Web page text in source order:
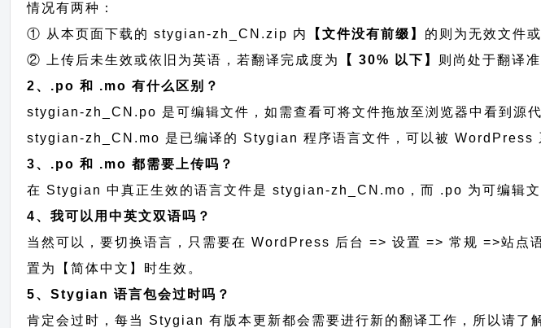
情况有两种：
① 从本页面下载的 stygian-zh_CN.zip 内
【文件没有前缀】 的则为无效文件
② 上传后未生效或依旧为英语，若翻译完成度为
【 30% 以下】 则尚处于翻译
2、.po 和 .mo 有什么区别？
stygian-zh_CN.po 是可编辑文件，如需查看可将文件拖放至浏览器中看到源代
stygian-zh_CN.mo 是已编译的 Stygian 程序语言文件，可以被 WordPress
3、.po 和 .mo 都需要上传吗？
在 Stygian 中真正生效的语言文件是 stygian-zh_CN.mo，而 .po 为可编辑
4、我可以用中英文双语吗？
当然可以，要切换语言，只需要在 WordPress 后台 => 设置 => 常规 =>站点
置为【简体中文】时生效。
5、Stygian 语言包会过时吗？
肯定会过时，每当 Stygian 有版本更新都会需要进行新的翻译工作，所以请了